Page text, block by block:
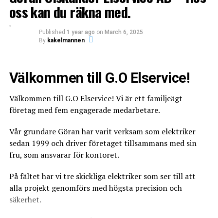
badrumsinredning.
oss kan du räkna med.
Published 1 year ago on March 6, 2025
By kakelmannen
Välkommen till G.O Elservice!
Välkommen till G.O Elservice! Vi är ett familjeägt
företag med fem engagerade medarbetare.
Vår grundare Göran har varit verksam som elektriker
sedan 1999 och driver företaget tillsammans med sin
fru, som ansvarar för kontoret.
På fältet har vi tre skickliga elektriker som ser till att
alla projekt genomförs med högsta precision och
säkerhet.